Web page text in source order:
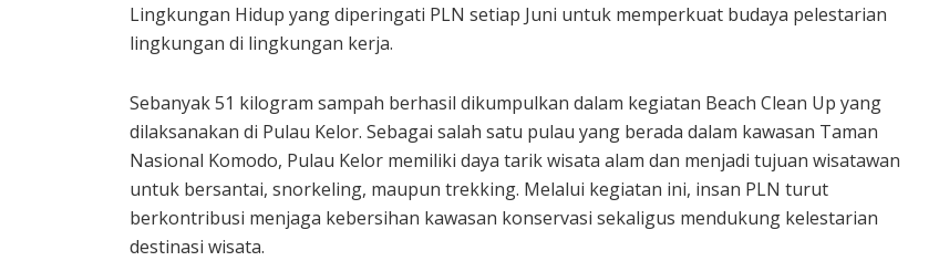
Lingkungan Hidup yang diperingati PLN setiap Juni untuk memperkuat budaya pelestarian
lingkungan di lingkungan kerja.
Sebanyak 51 kilogram sampah berhasil dikumpulkan dalam kegiatan Beach Clean Up yang
dilaksanakan di Pulau Kelor. Sebagai salah satu pulau yang berada dalam kawasan Taman
Nasional Komodo, Pulau Kelor memiliki daya tarik wisata alam dan menjadi tujuan wisatawan
untuk bersantai, snorkeling, maupun trekking. Melalui kegiatan ini, insan PLN turut
berkontribusi menjaga kebersihan kawasan konservasi sekaligus mendukung kelestarian
destinasi wisata.